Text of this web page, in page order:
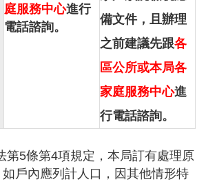
庭服務中心進行
電話諮詢。
備文件，且辦理
之前建議先跟各
區公所或本局各
家庭服務中心進
行電話諮詢。
第5條第4項規定，本局訂有處理原
戶內應列計人口，因其他情形特